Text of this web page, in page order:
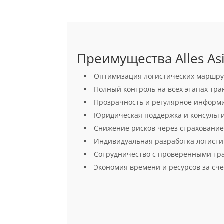
Преимущества Alles
Оптимизация логистических
Полный контроль на всех этапах
Прозрачность и регулярное
Юридическая поддержка и
Снижение рисков через
Индивидуальная разработка
Сотрудничество с проверенными
Экономия времени и ресурсов за